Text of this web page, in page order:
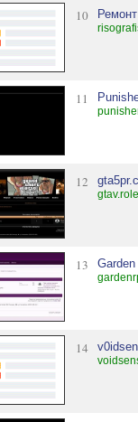
10
11
12
13
14